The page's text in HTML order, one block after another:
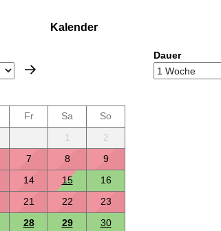
Kalender
Fr Sa
So
1
2
7 8
9
14 15
16
21 22
23
28 29 30
Dauer